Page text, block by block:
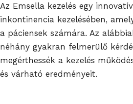
Az Emsella kezelés egy
inkontinencia kezelésében,
a páciensek számára. Az
néhány gyakran felmerülő
megérthessék a kezelés
és várható eredményeit.